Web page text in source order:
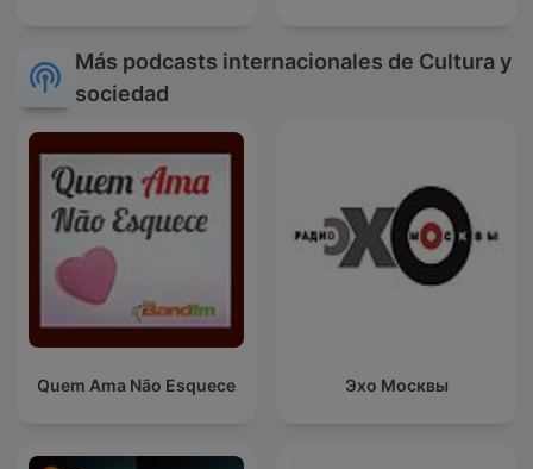
Más podcasts internacionales de Cultura y
sociedad
Quem Ama Não Esquece Эхо Москвы